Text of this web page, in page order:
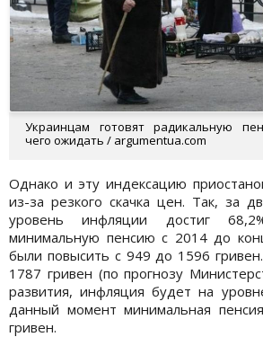
Украинцам готовят радикальную
чего ожидать / argumentua.com
Однако и эту индексацию
из-за резкого скачка цен. Так, за
уровень инфляции достиг
минимальную пенсию с 2014 до
были повысить с 949 до 1596
1787 гривен (по прогнозу
развития, инфляция будет на
данный момент минимальная
гривен.